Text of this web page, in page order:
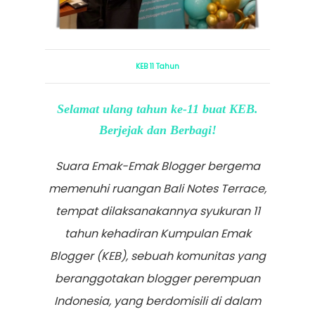
KEB 11 Tahun
Selamat ulang tahun ke-11 buat KEB.
Berjejak dan Berbagi!
Suara Emak-Emak Blogger bergema
memenuhi ruangan Bali Notes Terrace,
tempat dilaksanakannya syukuran 11
tahun kehadiran Kumpulan Emak
Blogger (KEB), sebuah komunitas yang
beranggotakan blogger perempuan
Indonesia, yang berdomisili di dalam